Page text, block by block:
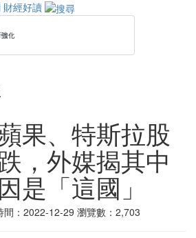
財經好讀
果、特斯拉股
，外媒揭其中
是「這國」
：2022-12-29 瀏覽數：2,703